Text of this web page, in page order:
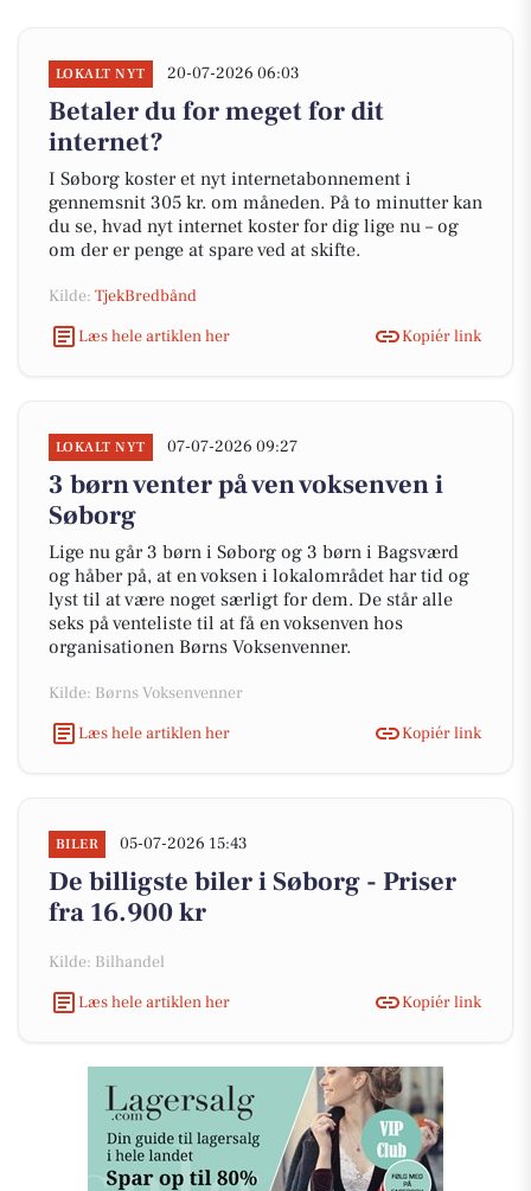
LOKALT NYT 20-07-2026 06:03
Betaler du for meget for dit
internet?
I Søborg koster et nyt internetabonnement i
gennemsnit 305 kr. om måneden. På to minutter kan
du se, hvad nyt internet koster for dig lige nu – og
om der er penge at spare ved at skifte.
Kilde: TjekBredbånd
Læs hele artiklen her
Kopiér link
LOKALT NYT 07-07-2026 09:27
3 børn venter på ven voksenven i
Søborg
Lige nu går 3 børn i Søborg og 3 børn i Bagsværd
og håber på, at en voksen i lokalområdet har tid og
lyst til at være noget særligt for dem. De står alle
seks på venteliste til at få en voksenven hos
organisationen Børns Voksenvenner.
Kilde: Børns Voksenvenner
Læs hele artiklen her
Kopiér link
BILER 05-07-2026 15:43
De billigste biler i Søborg - Priser
fra 16.900 kr
Kilde: Bilhandel
Læs hele artiklen her
Kopiér link